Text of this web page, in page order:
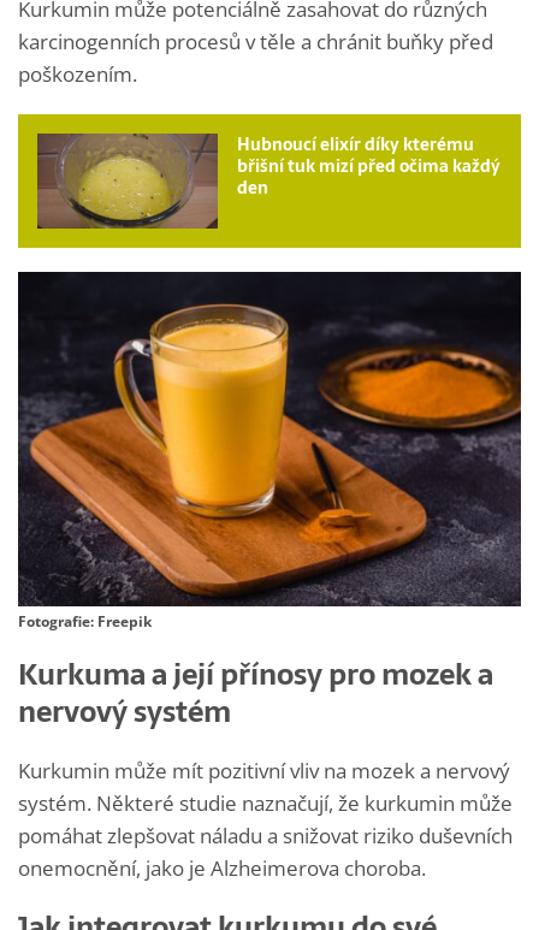
Kurkumin může potenciálně zasahovat do různých
karcinogenních procesů v těle a chránit buňky před
poškozením.
Hubnoucí elixír díky kterému
břišní tuk mizí před očima každý
den
Fotografie: Freepik
Kurkuma a její přínosy pro mozek a
nervový systém
Kurkumin může mít pozitivní vliv na mozek a nervový
systém. Některé studie naznačují, že kurkumin může
pomáhat zlepšovat náladu a snižovat riziko duševních
onemocnění, jako je Alzheimerova choroba.